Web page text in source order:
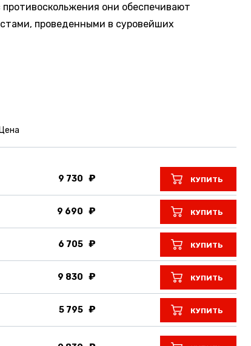
они обеспечивают
проведенными в суровейших
Цена
9 730 КУПИТЬ
9 690 КУПИТЬ
6 705 КУПИТЬ
9 830 КУПИТЬ
5 795 КУПИТЬ